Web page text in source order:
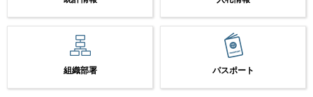
組織部署 パスポート